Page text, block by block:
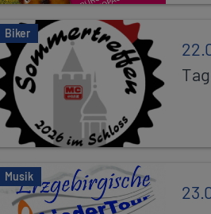
Biker
Musik